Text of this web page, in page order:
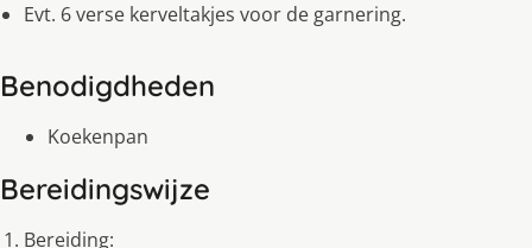
Evt. 6 verse kerveltakjes voor de garnering.
Benodigdheden
Koekenpan
Bereidingswijze
Bereiding: